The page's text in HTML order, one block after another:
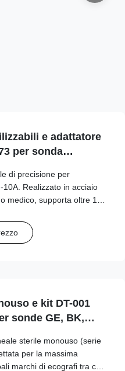
e adattatore
per sonda
di precisione per
Realizzato in acciaio
medico, supporta oltre 100
e kit DT-001
sonde GE, BK,
sterile monouso (serie
per la massima
marchi di ecografi tra cui